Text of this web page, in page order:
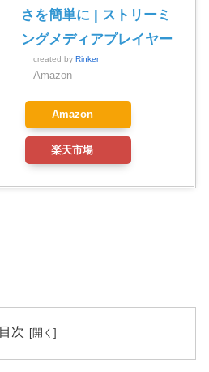
さを簡単に | ストリーミ
ングメディアプレイヤー
created by Rinker
Amazon
Amazon
楽天市場
目次